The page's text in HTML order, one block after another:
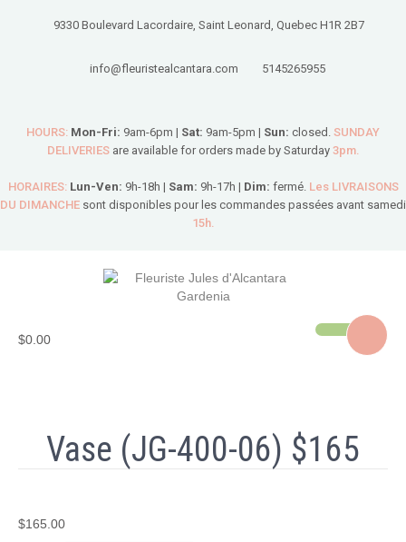
9330 Boulevard Lacordaire, Saint Leonard, Quebec H1R 2B7
info@fleuristealcantara.com 5145265955
HOURS: Mon-Fri: 9am-6pm | Sat: 9am-5pm | Sun: closed. SUNDAY
DELIVERIESare available for orders made by Saturday 3pm.
HORAIRES: Lun-Ven: 9h-18h | Sam: 9h-17h | Dim: fermé. Les LIVRAISONS
DU DIMANCHE sont disponibles pour les commandes passées avant samedi
15h.
$0.00
Vase (JG-400-06) $165
$165.00